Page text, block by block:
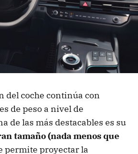
del coche continúa con
de peso a nivel de
de las más destacables es su
tamaño (nada menos que
permite proyectar la